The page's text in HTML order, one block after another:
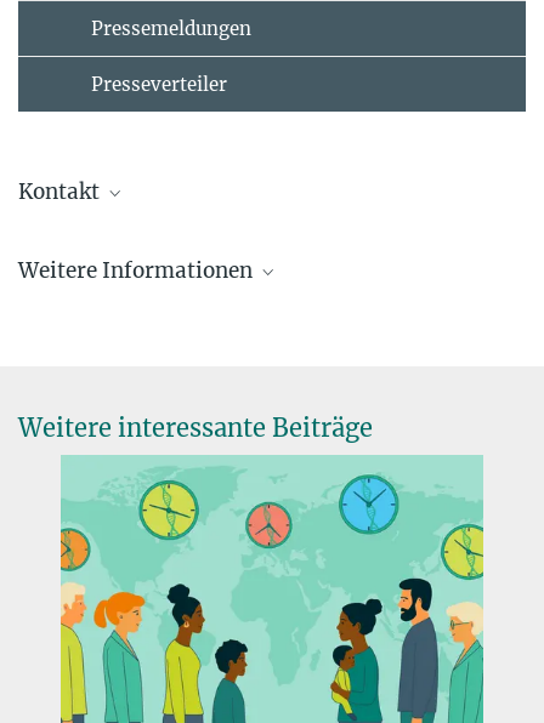
Pressemeldungen
Presseverteiler
Kontakt
presse@mpib-berlin.mpg.de
Weitere Informationen
Weitere interessante Beiträge